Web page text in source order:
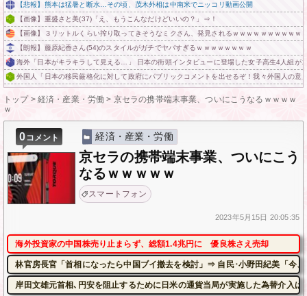
【悲報】熊本は猛暑と断水…その頃、茂木外相は中南米でニッコリ動画公開
【画像】重盛さと美(37)「え、もうこんなだけどいいの？」⇒！
【画像】３リットルくらい搾り取ってきそうなミクさん、発見されるｗｗｗｗｗｗｗｗｗｗ
【朗報】藤原紀香さん(54)のスタイルがガチでヤバすぎるｗｗｗｗｗｗｗｗ
海外「日本がキラキラして見える…」 日本の街頭インタビューに登場した女子高生4人組が
外国人「日本の移民厳格化に対して政府にパブリックコメントを出せるぞ！我々外国人の意
トップ> 経済・産業・労働 > 京セラの携帯端末事業、ついにこうなるｗｗｗｗ
ｗ
0コメント 経済・産業・労働
京セラの携帯端末事業、ついにこう
なるｗｗｗｗｗ
スマートフォン
2023年5月15日 20:05:35
海外投資家の中国株売り止まらず、総額1.4兆円に 優良株さえ売却
林官房長官「首相になったら中国ブイ撤去を検討」⇒ 自民･小野田紀美「今
岸田文雄元首相､円安を阻止するために日米の通貨当局が実施した為替介入